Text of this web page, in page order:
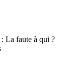
La faute à qui ?